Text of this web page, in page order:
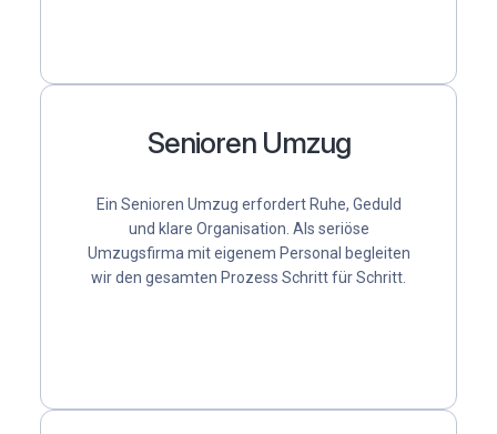
Senioren Umzug
Ein Senioren Umzug erfordert Ruhe, Geduld
und klare Organisation. Als seriöse
Umzugsfirma mit eigenem Personal begleiten
wir den gesamten Prozess Schritt für Schritt.